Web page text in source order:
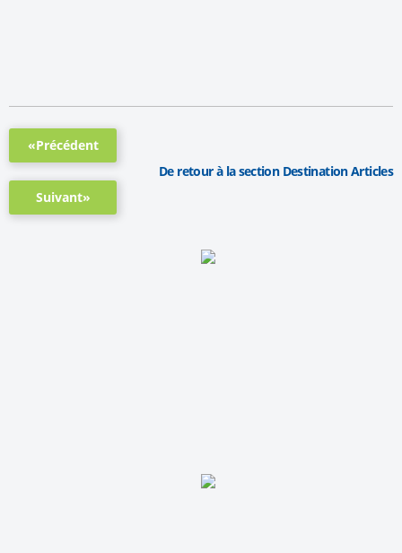
«Précédent
Suivant»
De retour à la section Destination Articles